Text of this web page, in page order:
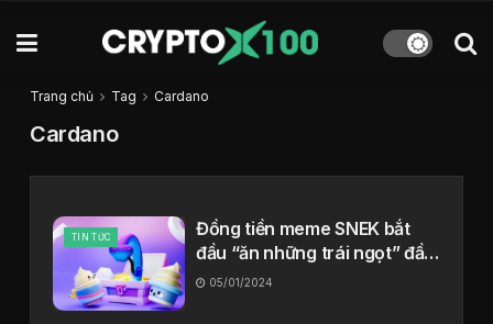
Trang chủ Tag Cardano
Cardano
TIN TỨC
Đồng tiền meme SNEK bắt
đầu “ăn những trái ngọt” đầu
tiên trên Cardano
05/01/2024